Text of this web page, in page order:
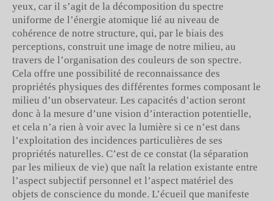
yeux, car il s’agit de la décomposition du spectre
uniforme de l’énergie atomique lié au niveau de
cohérence de notre structure, qui, par le biais des
perceptions, construit une image de notre milieu, au
travers de l’organisation des couleurs de son spectre.
Cela offre une possibilité de reconnaissance des
propriétés physiques des différentes formes composant le
milieu d’un observateur. Les capacités d’action seront
donc à la mesure d’une vision d’interaction potentielle,
et cela n’a rien à voir avec la lumière si ce n’est dans
l’exploitation des incidences particulières de ses
propriétés naturelles. C’est de ce constat (la séparation
par les milieux de vie) que naît la relation existante entre
l’aspect subjectif personnel et l’aspect matériel des
objets de conscience du monde. L’écueil que manifeste